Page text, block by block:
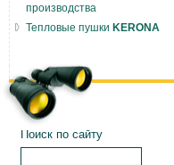
производства
Тепловые пушки KERONA
Поиск по сайту